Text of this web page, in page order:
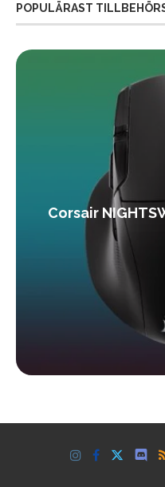
POPULÄRAST
Corsair